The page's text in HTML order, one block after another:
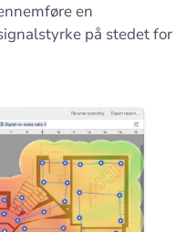
en
på stedet for